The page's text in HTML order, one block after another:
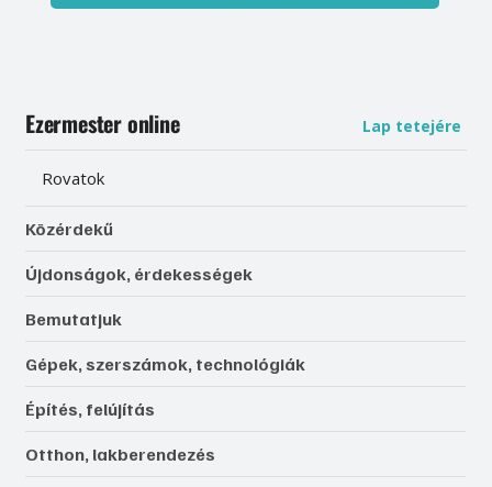
Ezermester online Lap tetejére
Rovatok
Közérdekű
Újdonságok, érdekességek
Bemutatjuk
Gépek, szerszámok, technológiák
Építés, felújítás
Otthon, lakberendezés